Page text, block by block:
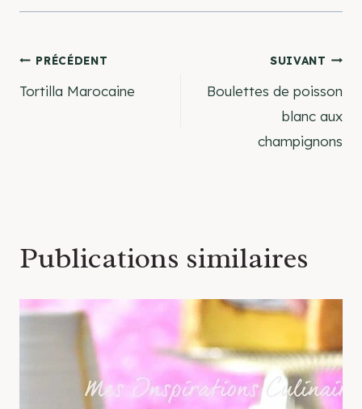
Navigation
PRÉCÉDENT
Tortilla Marocaine
SUIVANT
Boulettes de poisson
blanc aux
champignons
Publications similaires